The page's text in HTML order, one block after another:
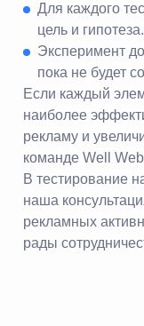
Для каждого
цель и гипотеза.
Эксперимент
пока не будет
Если каждый
наиболее
рекламу и
команде Well
В тестирование
наша
рекламных
рады